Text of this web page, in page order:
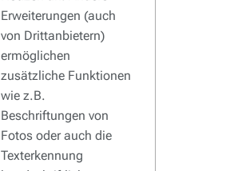
Erweiterungen (auch
von Drittanbietern)
ermöglichen
zusätzliche Funktionen
wie z.B.
Beschriftungen von
Fotos oder auch die
Texterkennung